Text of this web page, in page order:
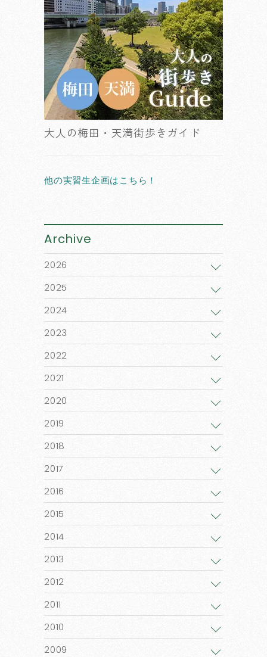
大人の梅田・天満街歩きガイド
他の実習生企画はこちら！
Archive
2026
2025
2024
2023
2022
2021
2020
2019
2018
2017
2016
2015
2014
2013
2012
2011
2010
2009